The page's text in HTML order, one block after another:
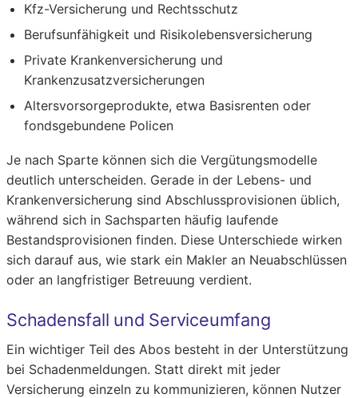
Kfz-Versicherung und Rechtsschutz
Berufsunfähigkeit und Risikolebensversicherung
Private Krankenversicherung und
Krankenzusatzversicherungen
Altersvorsorgeprodukte, etwa Basisrenten oder
fondsgebundene Policen
Je nach Sparte können sich die Vergütungsmodelle
deutlich unterscheiden. Gerade in der Lebens- und
Krankenversicherung sind Abschlussprovisionen üblich,
während sich in Sachsparten häufig laufende
Bestandsprovisionen finden. Diese Unterschiede wirken
sich darauf aus, wie stark ein Makler an Neuabschlüssen
oder an langfristiger Betreuung verdient.
Schadensfall und Serviceumfang
Ein wichtiger Teil des Abos besteht in der Unterstützung
bei Schadenmeldungen. Statt direkt mit jeder
Versicherung einzeln zu kommunizieren, können Nutzer